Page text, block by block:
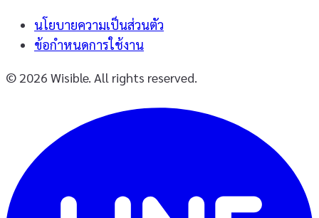
นโยบายความเป็นส่วนตัว
ข้อกำหนดการใช้งาน
© 2026 Wisible. All rights reserved.